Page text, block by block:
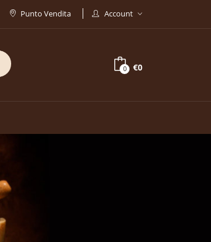
Punto Vendita Account
0 €0